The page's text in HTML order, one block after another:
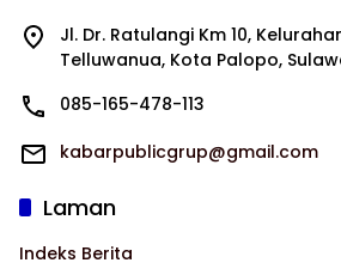
Jl. Dr. Ratulangi Km 10,
Telluwanua, Kota Palopo,
085-165-478-113
kabarpublicgrup@gmail.com
Laman
Indeks Berita